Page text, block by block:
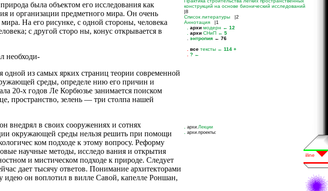
была объектом его исследования как
и организации предметного мира. Он очень
На его рисунке, с одной стороны, человека
с другой сторо­ ны, конус открывается в
необходи-
из самых ярких страниц теории современной
среды, определе­ нию его причин и
20-х годов Ле Корбюзье занимается поиском
пространство, зелень — три столпа нашей
внедрял в своих сооружениях и сотнях
окружающей среды нельзя решить при помощи
ком подходе к этому вопросу. Реформу
научные методы, исследо­ вания и открытия
и мистическом подходе к природе. Сле­дует
дает тысячу ответов. Понимание архитекторами
идею он воплотил в вилле Савой, капелле Роншан,
архи.Лекции
архи.проекты: